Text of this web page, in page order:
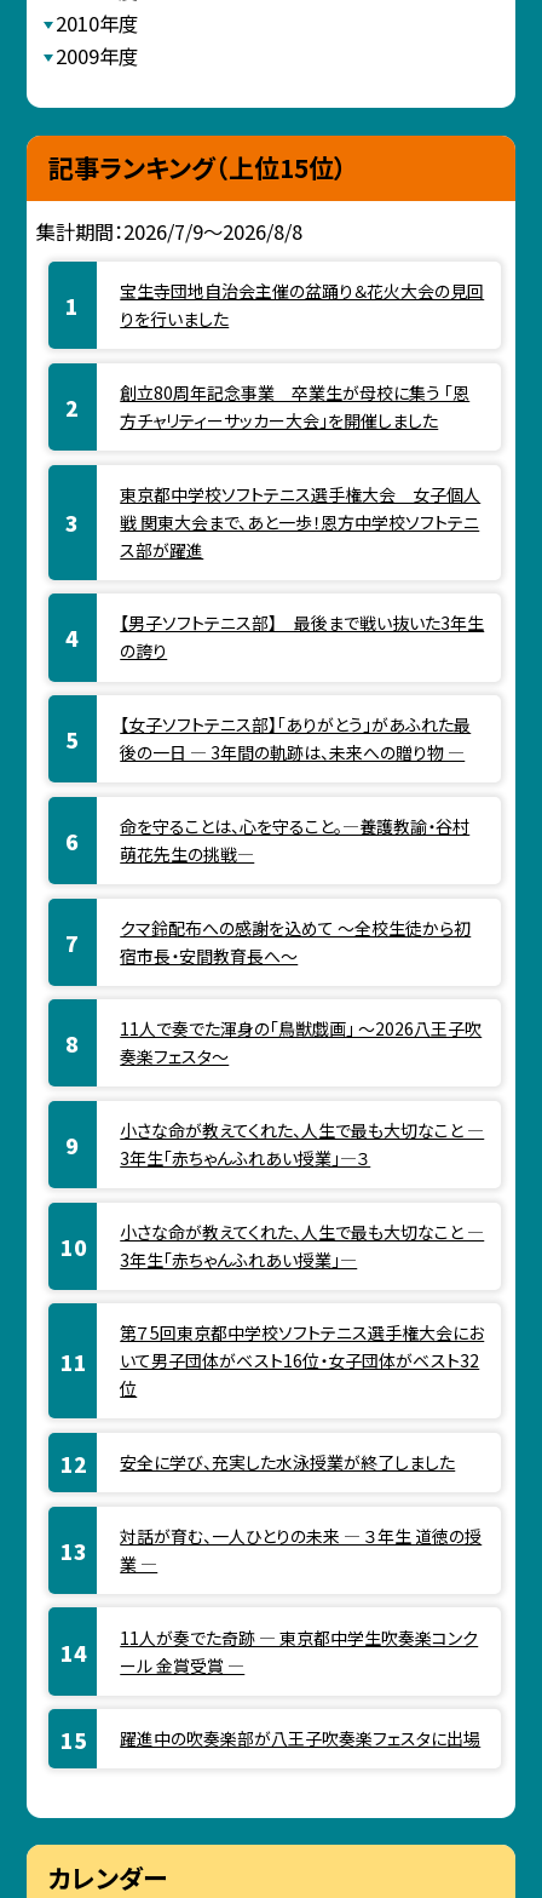
2010年度
2009年度
記事ランキング（上位15位）
集計期間：2026/7/9～2026/8/8
宝生寺団地自治会主催の盆踊り＆花火大会の見回
りを行いました
創立80周年記念事業 卒業生が母校に集う 「恩
方チャリティーサッカー大会」を開催しました
東京都中学校ソフトテニス選手権大会 女子個人
戦 関東大会まで、あと一歩！恩方中学校ソフトテニ
ス部が躍進
【男子ソフトテニス部】 最後まで戦い抜いた3年生
の誇り
【女子ソフトテニス部】「ありがとう」があふれた最
後の一日 ― 3年間の軌跡は、未来への贈り物 ―
命を守ることは、心を守ること。―養護教諭・谷村
萌花先生の挑戦―
クマ鈴配布への感謝を込めて ～全校生徒から初
宿市長・安間教育長へ～
11人で奏でた渾身の「鳥獣戯画」 ～2026八王子吹
奏楽フェスタ～
小さな命が教えてくれた、人生で最も大切なこと ―
3年生「赤ちゃんふれあい授業」―３
小さな命が教えてくれた、人生で最も大切なこと ―
3年生「赤ちゃんふれあい授業」―
第７5回東京都中学校ソフトテニス選手権大会にお
いて男子団体がベスト16位・女子団体がベスト32
位
安全に学び、充実した水泳授業が終了しました
対話が育む、一人ひとりの未来 ― ３年生 道徳の授
業 ―
11人が奏でた奇跡 ― 東京都中学生吹奏楽コンク
ール 金賞受賞 ―
躍進中の吹奏楽部が八王子吹奏楽フェスタに出場
カレンダー